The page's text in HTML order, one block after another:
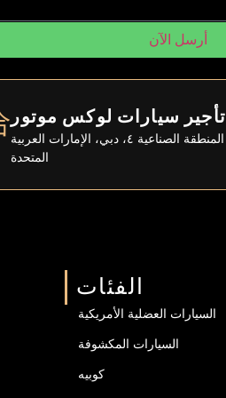
أرسل الآن
تأجير سيارات لوكس موتور
المستودع رقم ٥، القوز، المنطقة الصناعية ٤، دبي، الإمارات العربية
المتحدة
الفئات
السيارات العضلية الأمريكية
السيارات المكشوفة
كوبيه